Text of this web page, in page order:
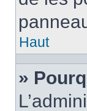
Haut
»